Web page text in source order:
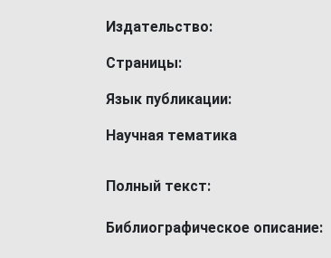
Издательство:
Страницы:
Язык публикации:
Научная тематика
Полный текст:
Библиографическое описание: